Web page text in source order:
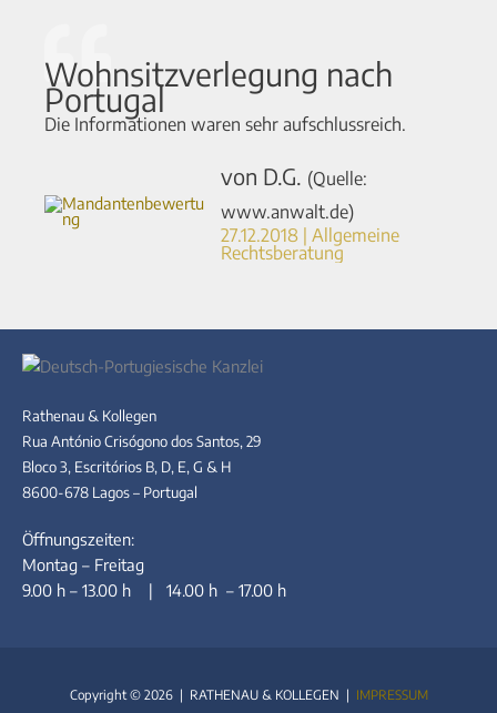
Wohnsitzverlegung nach
Portugal
Die Informationen waren sehr aufschlussreich.
von D.G. (Quelle:
www.anwalt.de)
27.12.2018 | Allgemeine
Rechtsberatung
Rathenau & Kollegen
Rua António Crisógono dos Santos, 29
Bloco 3, Escritórios B, D, E, G & H
8600-678 Lagos – Portugal
Öffnungszeiten:
Montag – Freitag
9.00 h – 13.00 h | 14.00 h – 17.00 h
Copyright © 2026 | RATHENAU & KOLLEGEN | IMPRESSUM